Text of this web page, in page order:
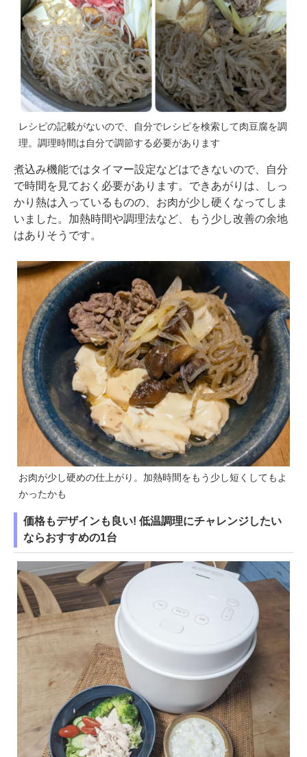
レシピの記載がないので、自分でレシピを検索して肉豆腐を調
理。調理時間は自分で調節する必要があります
煮込み機能ではタイマー設定などはできないので、自分
で時間を見ておく必要があります。できあがりは、しっ
かり熱は入っているものの、お肉が少し硬くなってしま
いました。加熱時間や調理法など、もう少し改善の余地
はありそうです。
お肉が少し硬めの仕上がり。加熱時間をもう少し短くしてもよ
かったかも
価格もデザインも良い! 低温調理にチャレンジしたい
ならおすすめの1台